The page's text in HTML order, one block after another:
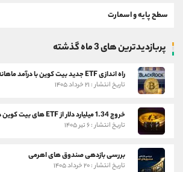
سطح پایه و اسمارت
پربازدیدترین های 3 ماه گذشته
راه اندازی ETF جدید بیت کوین با درآمد ماهانه
تاریخ انتشار : ۲۱ خرداد ۱۴۰۵
خروج 1.34 میلیارد دلار از ETF های بیت کوین در یک هفته
تاریخ انتشار : ۶ تیر ۱۴۰۵
بررسی بازدهی صندوق های اهرمی
تاریخ انتشار : ۲۰ خرداد ۱۴۰۵